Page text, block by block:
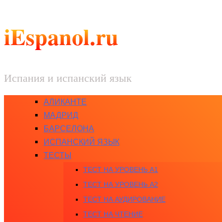
iEspanol.ru
Испания и испанский язык
АЛИКАНТЕ
МАДРИД
БАРСЕЛОНА
ИСПАНСКИЙ ЯЗЫК
ТЕСТЫ
ТЕСТ НА УРОВЕНЬ A1
ТЕСТ НА УРОВЕНЬ A2
ТЕСТ НА АУДИРОВАНИЕ
ТЕСТ НА ЧТЕНИЕ